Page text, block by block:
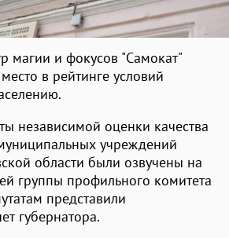
магии и фокусов "Самокат"
в рейтинге условий
независимой оценки качества
учреждений
области были озвучены на
группы профильного комитета
представили
губернатора.